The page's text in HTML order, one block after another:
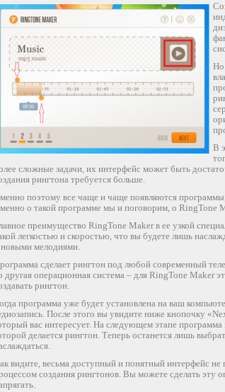
Но
В
сложные задачи, их интерфейс может быть
рингтона требуется больше.
поэтому все чаще и чаще появляются
о такой программе мы и поговорим, о RingTone
преимущество RingTone Maker в ее узкой
легкостью и скоростью, что вы будете лишь
мелодиями.
сделает рингтон под любой современный
другая операционная система – для RingTone Maker
рингтон.
программа уже будет установлена на ваш
После этого вы увидите ниже кнопочку
вас интересует. На следующем этапе
делается рингтон. Теперь останется лишь
видите, весьма доступный и понятный интерфейс не
создания рингтонов. Вы можете сделать эту